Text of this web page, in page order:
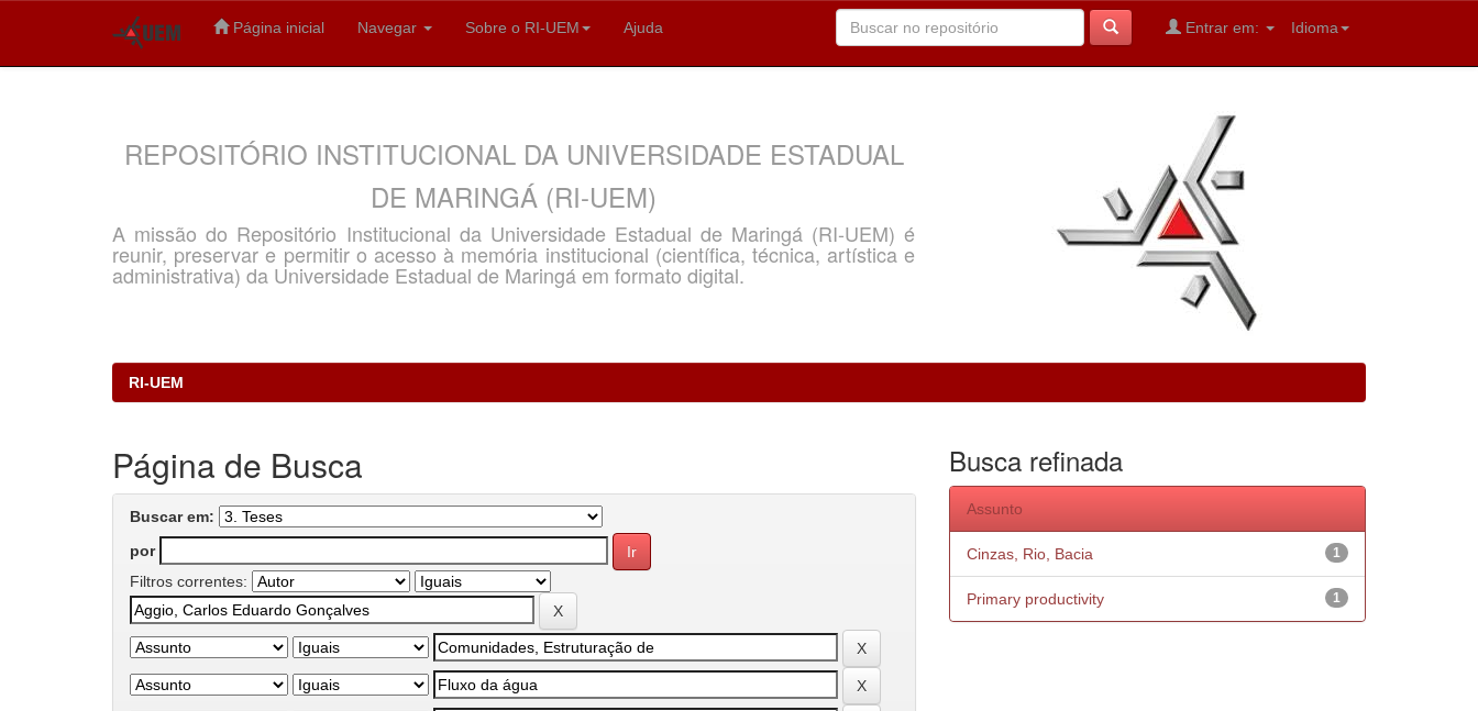
Página inicial Navegar Sobre o RI-UEM Ajuda Idioma
Entrar em:
REPOSITÓRIO INSTITUCIONAL DA UNIVERSIDADE ESTADUAL
DE MARINGÁ (RI-UEM)
A missão do Repositório Institucional da Universidade Estadual de Maringá (RI-UEM) é
reunir, preservar e permitir o acesso à memória institucional (científica, técnica, artística e
administrativa) da Universidade Estadual de Maringá em formato digital.
RI-UEM
Página de Busca
Buscar em:
por
Filtros correntes:
Busca refinada
Assunto
1
Cinzas, Rio, Bacia
1
Primary productivity